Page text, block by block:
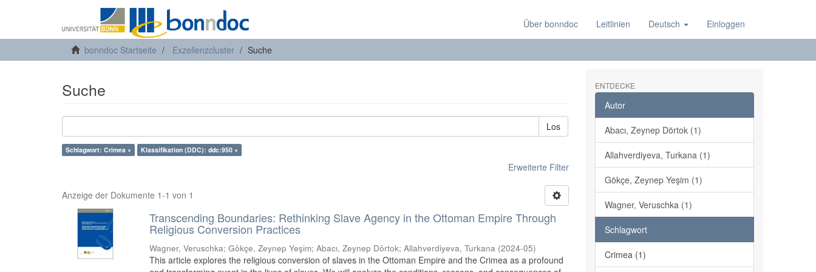
Über bonndoc Leitlinien Deutsch Einloggen
bonndoc Startseite Exzellenzcluster Suche
Suche
Los
Schlagwort: Crimea × Klassifikation (DDC): ddc:950 ×
Erweiterte Filter
Anzeige der Dokumente 1-1 von 1
Transcending Boundaries: Rethinking Slave Agency in the Ottoman Empire Through
Religious Conversion Practices
Wagner, Veruschka;Gökçe, Zeynep Yeşim;Abacı, Zeynep Dörtok;Allahverdiyeva, Turkana (2024-05)
This article explores the religious conversion of slaves in the Ottoman Empire and the Crimea as a profound
ENTDECKE
Autor
Abacı, Zeynep Dörtok (1)
Allahverdiyeva, Turkana (1)
Gökçe, Zeynep Yeşim (1)
Wagner, Veruschka (1)
Schlagwort
Crimea (1)